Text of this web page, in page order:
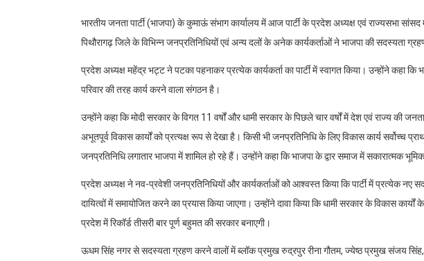
भारतीय जनता पार्टी (भाजपा) के कुमाऊं संभाग कार्यालय में आज पार्टी के प्रदेश अध्यक्ष एवं राज्यसभा
पिथौरागढ़ जिले के विभिन्न जनप्रतिनिधियों एवं अन्य दलों के अनेक कार्यकर्ताओं ने भाजपा की सदस्यता
प्रदेश अध्यक्ष महेंद्र भट्ट ने पटका पहनाकर प्रत्येक कार्यकर्ता का पार्टी में स्वागत किया। उन्होंने कहा
परिवार की तरह कार्य करने वाला संगठन है।
उन्होंने कहा कि मोदी सरकार के विगत 11 वर्षों और धामी सरकार के पिछले चार वर्षों में देश एवं राज्य की
अभूतपूर्व विकास कार्यों को प्रत्यक्ष रूप से देखा है। किसी भी जनप्रतिनिधि के लिए विकास कार्य सर्वोच्च
जनप्रतिनिधि लगातार भाजपा में शामिल हो रहे हैं। उन्होंने कहा कि भाजपा के द्वार समाज में सकारात्मक
प्रदेश अध्यक्ष ने नव-प्रवेशी जनप्रतिनिधियों और कार्यकर्ताओं को आश्वस्त किया कि पार्टी में प्रत्येक नए
दायित्वों में समायोजित करने का प्रयास किया जाएगा। उन्होंने दावा किया कि धामी सरकार के विकास
प्रदेश में रिकॉर्ड तीसरी बार पूर्ण बहुमत की सरकार बनाएगी।
ऊधम सिंह नगर से सदस्यता ग्रहण करने वालों में ब्लॉक प्रमुख रुद्रपुर रीना गौतम, ज्येष्ठ प्रमुख संजय सिंह,